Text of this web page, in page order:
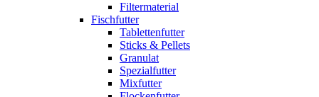
Filtermaterial
Fischfutter
Tablettenfutter
Sticks & Pellets
Granulat
Spezialfutter
Mixfutter